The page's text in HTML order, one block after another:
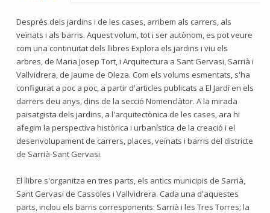
Després dels jardins i de les cases, arribem als carrers, als
veïnats i als barris. Aquest volum, tot i ser autònom, es pot veure
com una continuïtat dels llibres Explora els jardins i viu els
arbres, de Maria Josep Tort, i Arquitectura a Sant Gervasi, Sarrià i
Vallvidrera, de Jaume de Oleza. Com els volums esmentats, s'ha
configurat a poc a poc, a partir d'articles publicats a El Jardí en els
darrers deu anys, dins de la secció Nomenclàtor. A la mirada
paisatgista dels jardins, a l'arquitectònica de les cases, ara hi
afegim la perspectiva històrica i urbanística de la creació i el
desenvolupament de carrers, places, veïnats i barris del districte
de Sarrià-Sant Gervasi.
El llibre s'organitza en tres parts, els antics municipis de Sarrià,
Sant Gervasi de Cassoles i Vallvidrera. Cada una d'aquestes
parts, inclou els barris corresponents: Sarrià i les Tres Torres; la